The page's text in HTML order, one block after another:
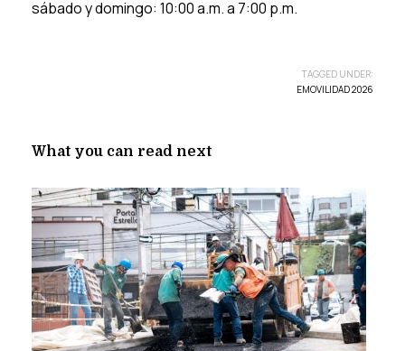
sábado y domingo: 10:00 a.m. a 7:00 p.m.
TAGGED UNDER:
EMOVILIDAD 2026
What you can read next